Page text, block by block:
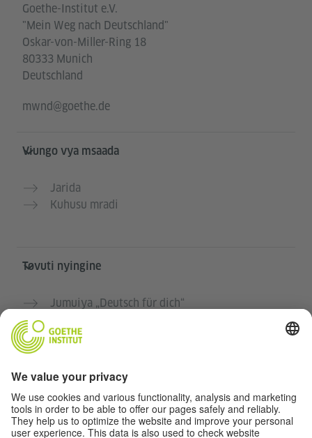
Goethe-Institut e.V.
"Mein Weg nach Deutschland"
Oskar-von-Miller-Ring 18
80333 Munich
Deutschland
mwnd@goethe.de
Viungo vya msaada
Jarida
Kuhusu mradi
Tovuti nyingine
Jumuiya „Deutsch für dich“
Kozi za Kijerumani za Goethe-Institut
Faragha na Ufikiaji